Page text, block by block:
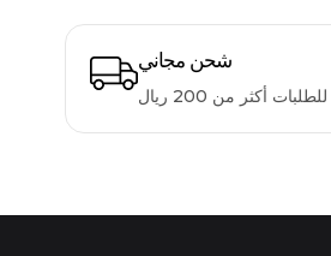
شحن مجاني
للطلبات أكثر من 200 ريال